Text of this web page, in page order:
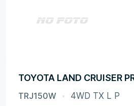
TOYOTA LAND CRUISER
TRJ150W 4WD TX L P